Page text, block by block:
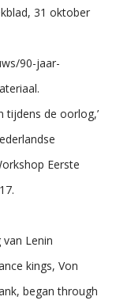
31 oktober
90-jaar-
tijdens de oorlog,’
Eerste
Lenin
kings, Von
began through